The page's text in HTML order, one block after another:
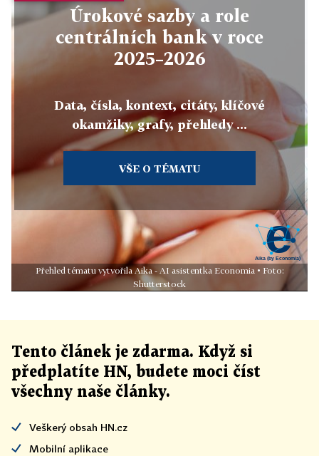
Úrokové sazby a role
centrálních bank v roce
2025–2026
Data, čísla, kontext, citáty, klíčové
okamžiky, grafy, přehledy ...
VŠE O TÉMATU
Přehled tématu vytvořila Aika - AI asistentka Economia • Foto:
Shutterstock
Tento článek je zdarma. Když si
předplatíte HN, budete moci číst
všechny naše články.
Veškerý obsah HN.cz
Mobilní aplikace